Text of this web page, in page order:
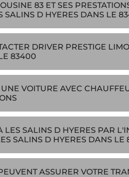
83 ET SES
SALINS D HYERES DANS LE
DRIVER PRESTIGE
83400
VOITURE AVEC
LES SALINS D HYERES PAR
SALINS D HYERES DANS LE
ASSURER VOTRE